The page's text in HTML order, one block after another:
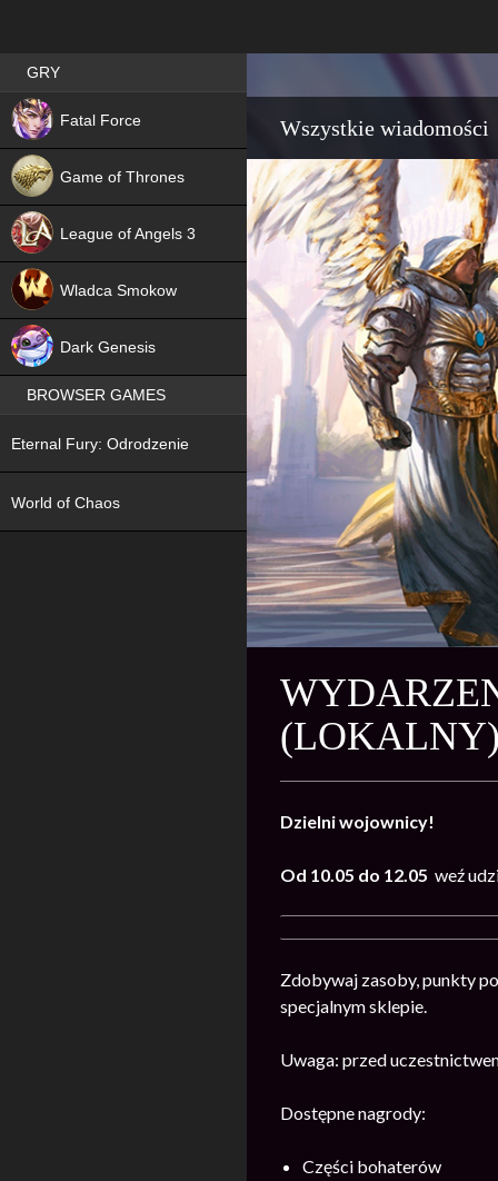
Wszystkie wiadomości
Dzielni wojownicy!
Od 10.05 do 12.05 weź
Zdobywaj zasoby, punkty
specjalnym sklepie.
Uwaga: przed
Dostępne nagrody:
Części bohaterów
Best RPG games in Poland
GRY
Fatal Force
NEW
Game of Thrones
League of Angels 3
Wladca Smokow
Dark Genesis
BROWSER GAMES
Eternal Fury: Odrodzenie
World of Chaos
NEW